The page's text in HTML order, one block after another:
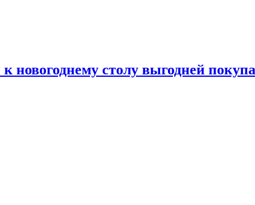
новогоднему столу выгодней